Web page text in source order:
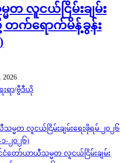
လူငယ်ငြိမ်းချမ်း
တက်ရောက်မိန့်ခွန်း
2026
းရာ/ဗွီဒီယို
မ္မတ လူငယ်ငြိမ်းချမ်းရေးဖိုရမ် ၂၀၂၆
-၂၀၂၆)